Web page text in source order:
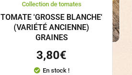
Collection de tomates
TOMATE 'GROSSE BLANCHE'
(VARIÉTÉ ANCIENNE)
GRAINES
3,80€
En stock !